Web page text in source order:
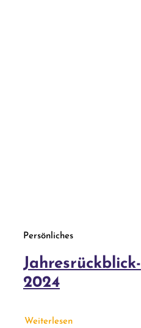
Persönliches
Jahresrückblick-
2024
Weiterlesen